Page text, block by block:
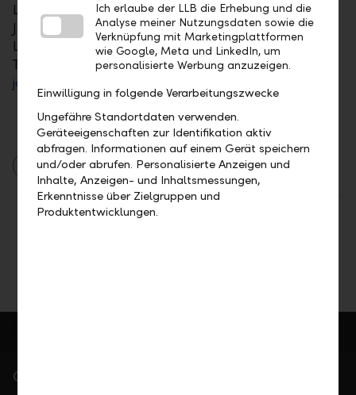
Liechtensteinische Landesbank AG
Jousry Abdel-Khalek
Leiter Group Business Risk Management
T +
423 236 85 23
jousry.abdel-khalek@llb.li
2023 Firmenkunden
Teilen
Gerne für Sie da
Ich erlaube der LLB die Erhebung und die
Analyse meiner Nutzungsdaten sowie die
Verknüpfung mit Marketingplattformen
wie Google, Meta und LinkedIn, um
personalisierte Werbung anzuzeigen.
Einwilligung in folgende Verarbeitungszwecke
Ungefähre Standortdaten verwenden.
Geräteeigenschaften zur Identifikation aktiv
abfragen. Informationen auf einem Gerät speichern
und/oder abrufen. Personalisierte Anzeigen und
Inhalte, Anzeigen- und Inhaltsmessungen,
Erkenntnisse über Zielgruppen und
Produktentwicklungen.